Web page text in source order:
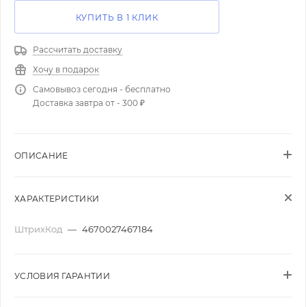
КУПИТЬ В 1 КЛИК
Рассчитать доставку
Хочу в подарок
Самовывоз сегодня - бесплатно
Доставка завтра от - 300 ₽
ОПИСАНИЕ
ХАРАКТЕРИСТИКИ
ШтрихКод — 4670027467184
УСЛОВИЯ ГАРАНТИИ